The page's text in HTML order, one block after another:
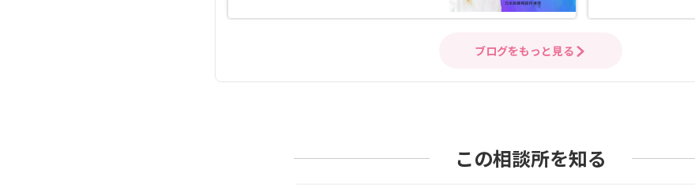
ブログをもっと見る
この相談所を知る